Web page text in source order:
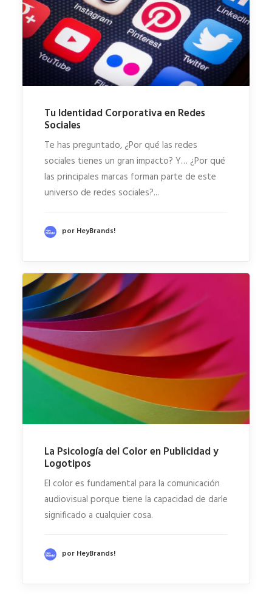
Tu Identidad Corporativa en Redes
Sociales
Te has preguntado, ¿Por qué las redes
sociales tienes un gran impacto? Y… ¿Por qué
las principales marcas forman parte de este
universo de redes sociales?...
por HeyBrands!
La Psicología del Color en Publicidad y
Logotipos
El color es fundamental para la comunicación
audiovisual porque tiene la capacidad de darle
significado a cualquier cosa.
por HeyBrands!